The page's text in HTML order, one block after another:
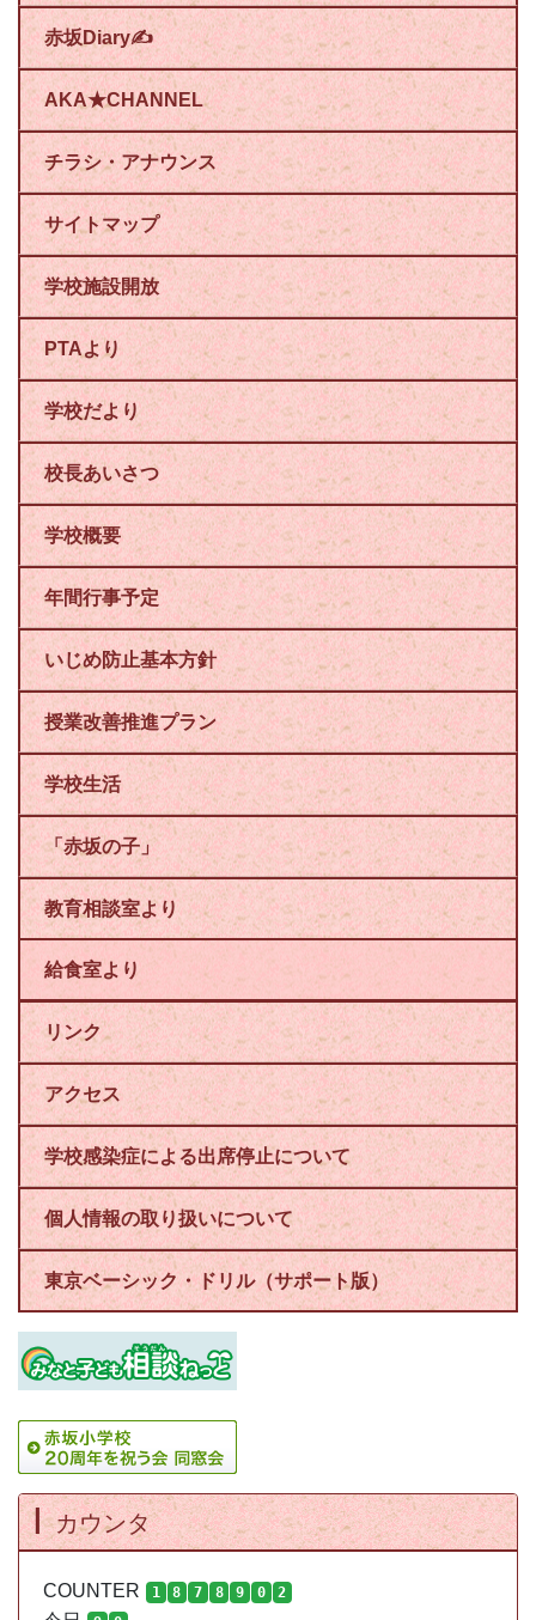
赤坂Diary✍
AKA★CHANNEL
チラシ・アナウンス
サイトマップ
学校施設開放
PTAより
学校だより
校長あいさつ
学校概要
年間行事予定
いじめ防止基本方針
授業改善推進プラン
学校生活
「赤坂の子」
教育相談室より
給食室より
リンク
アクセス
学校感染症による出席停止について
個人情報の取り扱いについて
東京ベーシック・ドリル（サポート版）
カウンタ
COUNTER 1 8 7 8 9 0 2